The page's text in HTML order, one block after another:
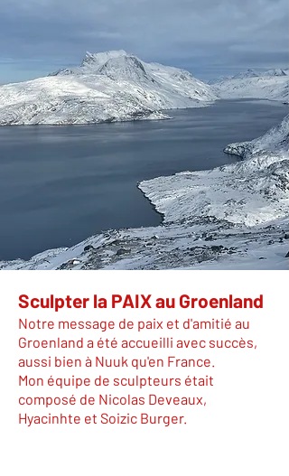
Sculpter la PAIX au Groenland
Notre message de paix et d'amitié au
Groenland a été accueilli avec succès,
aussi bien à Nuuk qu'en France.
Mon équipe de sculpteurs était
composé de Nicolas Deveaux,
Hyacinhte et Soizic Burger.